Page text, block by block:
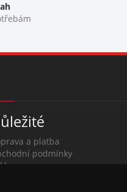
a platba
podmínky